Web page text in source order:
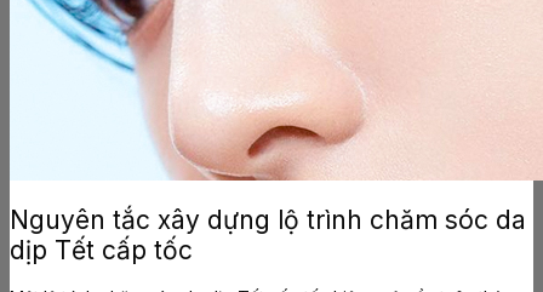
Nguyên tắc xây dựng lộ trình chăm sóc da
dịp Tết cấp tốc